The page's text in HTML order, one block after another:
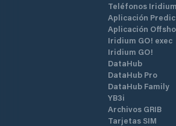
Teléfonos Iridium
Aplicación
Aplicación
Iridium GO! exec
Iridium GO!
DataHub
DataHub Pro
DataHub Family
YB3i
Archivos GRIB
Tarjetas SIM